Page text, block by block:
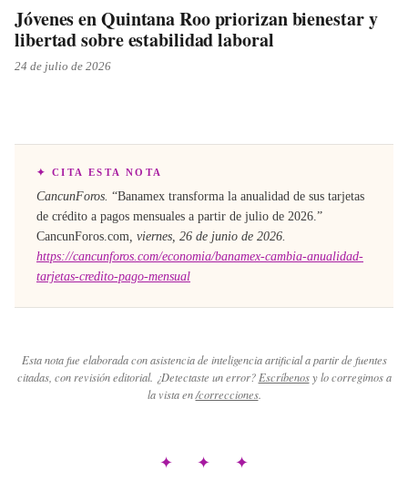
Jóvenes en Quintana Roo priorizan bienestar y
libertad sobre estabilidad laboral
24 de julio de 2026
✦ CITA ESTA NOTA
CancunForos. “Banamex transforma la anualidad de sus tarjetas
de crédito a pagos mensuales a partir de julio de 2026.”
CancunForos.com, viernes, 26 de junio de 2026.
https://cancunforos.com/economia/banamex-cambia-anualidad-
tarjetas-credito-pago-mensual
Esta nota fue elaborada con asistencia de inteligencia artificial a partir de fuentes
citadas, con revisión editorial. ¿Detectaste un error? Escríbenos y lo corregimos a
la vista en /correcciones.
✦ ✦ ✦